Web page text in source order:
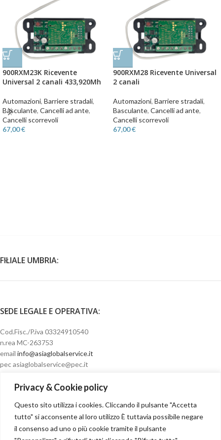
Privacy & Cookie policy
Questo sito utilizza i cookies. Cliccando il pulsante "Accetta
tutto" si acconsente al loro utilizzo È tuttavia possibile negare
il consenso ad uno o più cookie tramite il pulsante
900RXM23K Ricevente
Universal 2 canali 433,920Mh
Automazioni, Barriere stradali,
Basculante, Cancelli ad ante,
Cancelli scorrevoli
67,00€
900RXM28 Ricevente Universal
2 canali
Automazioni, Barriere stradali,
Basculante, Cancelli ad ante,
Cancelli scorrevoli
67,00€
FILIALE UMBRIA:
SEDE LEGALE E OPERATIVA:
Cod.Fisc./P.iva 03324910540
n.rea MC-263753
email info@asiaglobalservice.it
pec asiaglobalservice@pec.it
Condizioni di vendita